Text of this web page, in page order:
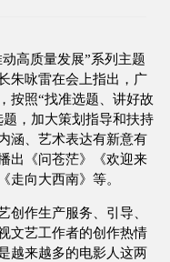
高质量发展”系列主题
朱咏雷在会上指出，广
按照“找准选题、讲好故
，加大策划指导和扶持
涵、艺术表达有新意有
出《问苍茫》《欢迎来
走向大西南》等。
创作生产服务、引导、
文艺工作者的创作热情
越来越多的电影人这两